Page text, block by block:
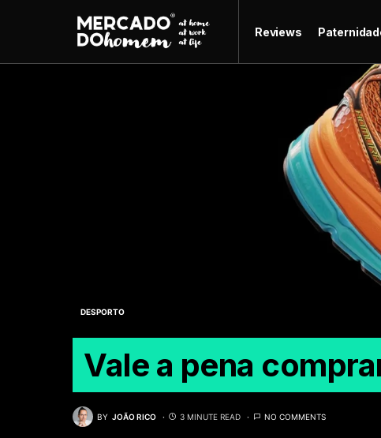
Reviews
DESPORTO
Vale a pena
BY JOÃO RICO 3 MINUTE READ NO COMMENTS